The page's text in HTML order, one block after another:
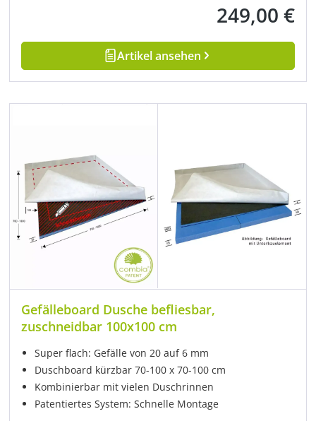
Regulärer Preis:
249,00 €
Artikel ansehen
Gefälleboard Dusche befliesbar,
zuschneidbar 100x100 cm
Super flach: Gefälle von 20 auf 6 mm
Duschboard kürzbar 70-100 x 70-100 cm
Kombinierbar mit vielen Duschrinnen
Patentiertes System: Schnelle Montage